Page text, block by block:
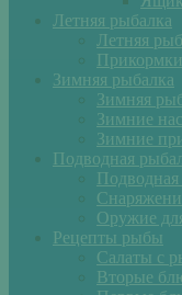
Летняя рыбалка
Летняя
Зимняя рыбалка
Зимняя
Зимние
Зимние
Подводная
Оружие
Рецепты рыбы
Салаты с
Вторые